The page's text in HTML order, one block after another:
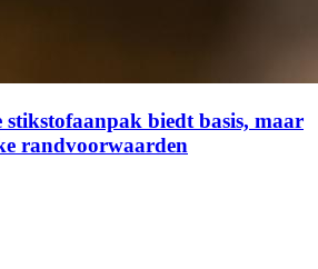
biedt basis, maar
randvoorwaarden